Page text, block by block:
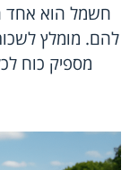
חשמל הוא אחד
להם. מומלץ
מספיק כוח